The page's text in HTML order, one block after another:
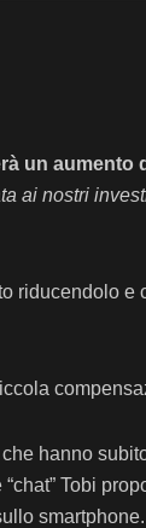
un aumento
ai nostri
riducendolo
hanno
Tobi
smartphone.